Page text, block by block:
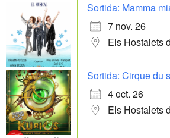
Sortida: Mamma
7 nov. 26
Els Hostalets
Sortida: Cirque du
4 oct. 26
Els Hostalets